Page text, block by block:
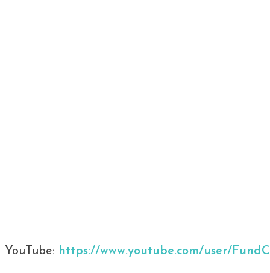
YouTube: https://www.youtube.com/user/